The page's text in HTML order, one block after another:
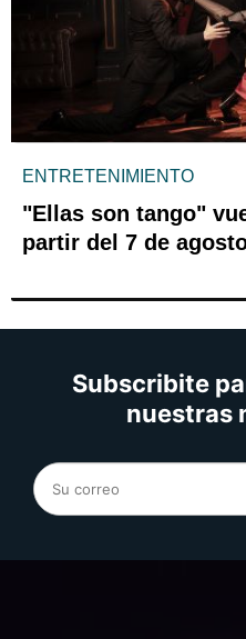
ENTRETENIMIENTO
"Ellas son tango"
partir del 7 de
Subscribite
nuestras